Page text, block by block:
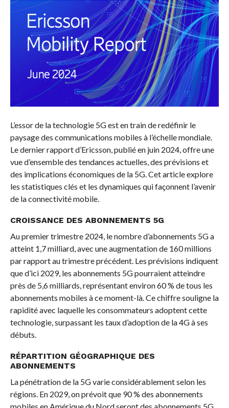
L’essor de la technologie 5G est en train de redéfinir le
paysage des communications mobiles à l’échelle mondiale.
Le dernier rapport d’Ericsson, publié en juin 2024, offre une
vue d’ensemble des tendances actuelles, des prévisions et
des implications économiques de la 5G. Cet article explore
les statistiques clés et les dynamiques qui façonnent l’avenir
de la connectivité mobile.
CROISSANCE DES ABONNEMENTS 5G
Au premier trimestre 2024, le nombre d’abonnements 5G a
atteint 1,7 milliard, avec une augmentation de 160 millions
par rapport au trimestre précédent. Les prévisions indiquent
que d’ici 2029, les abonnements 5G pourraient atteindre
près de 5,6 milliards, représentant environ 60 % de tous les
abonnements mobiles à ce moment-là. Ce chiffre souligne la
rapidité avec laquelle les consommateurs adoptent cette
technologie, surpassant les taux d’adoption de la 4G à ses
débuts.
RÉPARTITION GÉOGRAPHIQUE DES
ABONNEMENTS
La pénétration de la 5G varie considérablement selon les
régions. En 2029, on prévoit que 90 % des abonnements